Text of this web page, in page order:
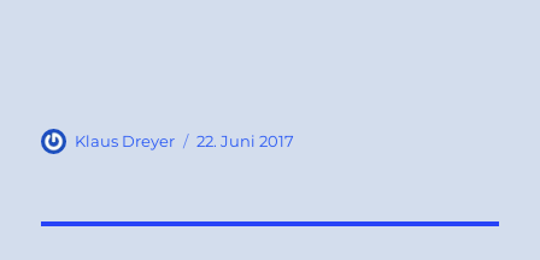
Autor
Klaus Dreyer
Veröffentlicht
22. Juni 2017